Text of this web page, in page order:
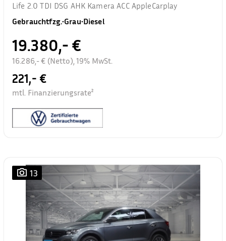
Life 2.0 TDI DSG AHK Kamera ACC AppleCarplay
Gebrauchtfzg.•Grau•Diesel
19.380,- €
16.286,- € (Netto), 19% MwSt.
221,- €
mtl. Finanzierungsrate²
13